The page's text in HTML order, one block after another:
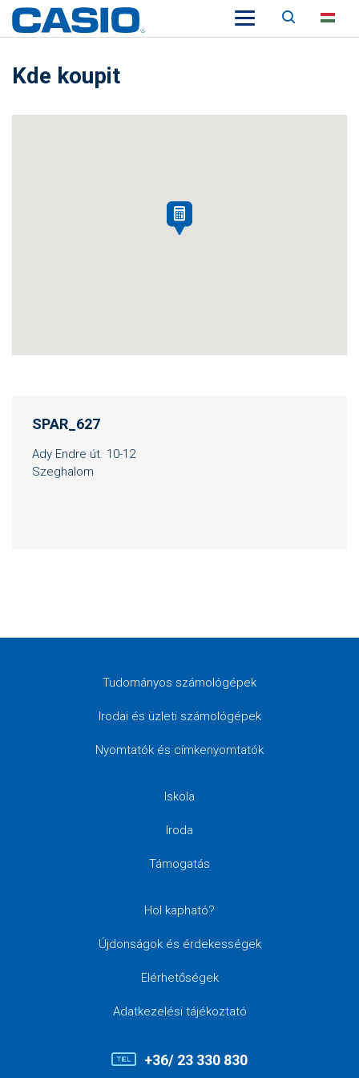
Keresés
Kde koupit
SPAR_627
Ady Endre út. 10-12
Szeghalom
Tudományos számológépek
Irodai és üzleti számológépek
Nyomtatók és címkenyomtatók
Iskola
Iroda
Támogatás
Hol kapható?
Újdonságok és érdekességek
Elérhetőségek
Adatkezelési tájékoztató
+36/ 23 330 830